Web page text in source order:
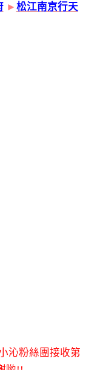
► 松江南京行天
沁粉絲團接收第